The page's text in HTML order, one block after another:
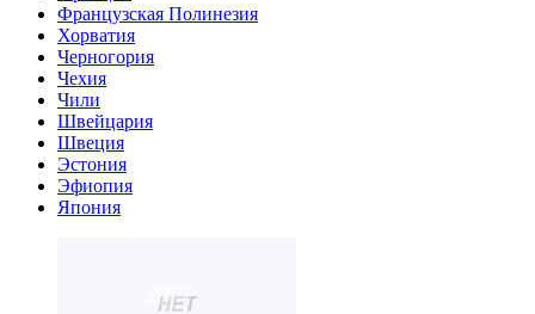
Французская Полинезия
Хорватия
Черногория
Чехия
Чили
Швейцария
Швеция
Эстония
Эфиопия
Япония